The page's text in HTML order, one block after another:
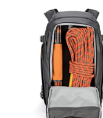
２．關於個人資料處理事
https://aftee.tw/terms/
３．未成年的使用者請事
「AFTEE先享後付」，若
４．使用「AFTEE先享後
時審查核予不同之上限額
請求用戶進行身份認證。
５．嚴禁一人註冊多個帳
恩沛科技股份有限公司將